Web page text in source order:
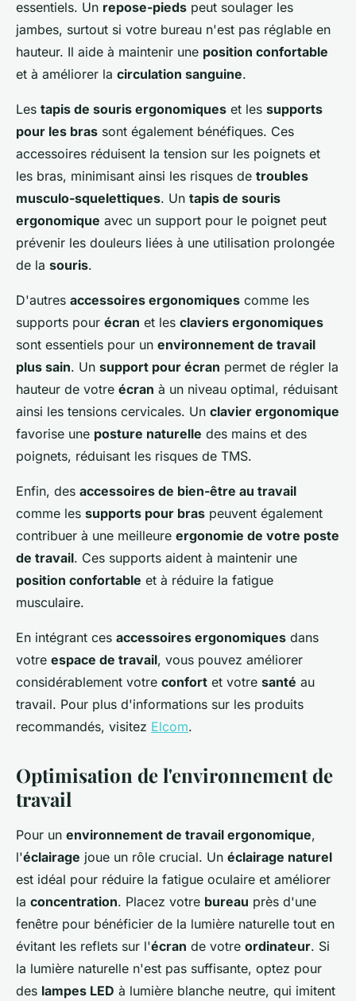
essentiels. Un repose-pieds peut soulager les
jambes, surtout si votre bureau n'est pas réglable en
hauteur. Il aide à maintenir une position confortable
et à améliorer la circulation sanguine.
Les tapis de souris ergonomiques et les supports
pour les bras sont également bénéfiques. Ces
accessoires réduisent la tension sur les poignets et
les bras, minimisant ainsi les risques de troubles
musculo-squelettiques. Un tapis de souris
ergonomique avec un support pour le poignet peut
prévenir les douleurs liées à une utilisation prolongée
de la souris.
D'autres accessoires ergonomiques comme les
supports pour écran et les claviers ergonomiques
sont essentiels pour un environnement de travail
plus sain. Un support pour écran permet de régler la
hauteur de votre écran à un niveau optimal, réduisant
ainsi les tensions cervicales. Un clavier ergonomique
favorise une posture naturelle des mains et des
poignets, réduisant les risques de TMS.
Enfin, des accessoires de bien-être au travail
comme les supports pour bras peuvent également
contribuer à une meilleure ergonomie de votre poste
de travail. Ces supports aident à maintenir une
position confortable et à réduire la fatigue
musculaire.
En intégrant ces accessoires ergonomiques dans
votre espace de travail, vous pouvez améliorer
considérablement votre confort et votre santé au
travail. Pour plus d'informations sur les produits
recommandés, visitez Elcom.
Optimisation de l'environnement de
travail
Pour un environnement de travail ergonomique,
l'éclairage joue un rôle crucial. Un éclairage naturel
est idéal pour réduire la fatigue oculaire et améliorer
la concentration. Placez votre bureau près d'une
fenêtre pour bénéficier de la lumière naturelle tout en
évitant les reflets sur l'écran de votre ordinateur. Si
la lumière naturelle n'est pas suffisante, optez pour
des lampes LED à lumière blanche neutre, qui imitent